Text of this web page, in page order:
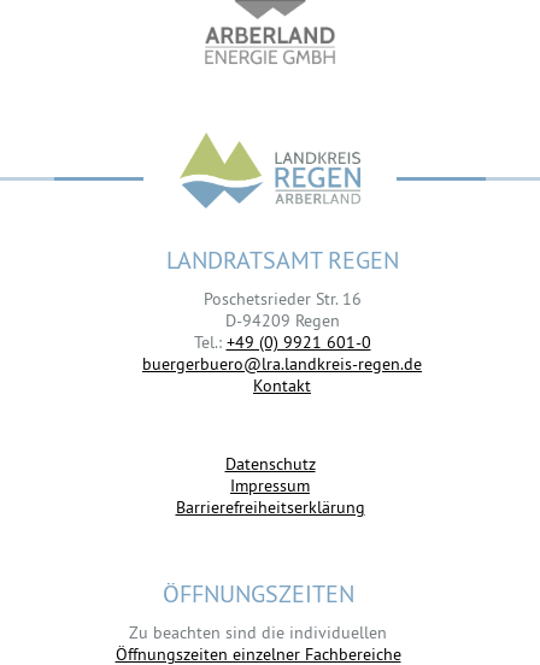
LANDRATSAMT REGEN
Poschetsrieder Str. 16
D-94209 Regen
Tel.: +49 (0) 9921 601-0
buergerbuero@lra.landkreis-regen.de
Kontakt
Datenschutz
Impressum
Barrierefreiheitserklärung
ÖFFNUNGSZEITEN
Zu beachten sind die individuellen
Öffnungszeiten einzelner Fachbereiche